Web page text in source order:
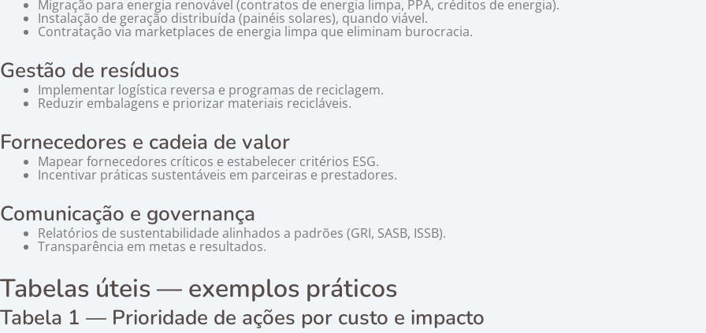
Migração para energia renovável (contratos de energia limpa, PPA, créditos de energia).
Instalação de geração distribuída (painéis solares), quando viável.
Contratação via marketplaces de energia limpa que eliminam burocracia.
Gestão de resíduos
Implementar logística reversa e programas de reciclagem.
Reduzir embalagens e priorizar materiais recicláveis.
Fornecedores e cadeia de valor
Mapear fornecedores críticos e estabelecer critérios ESG.
Incentivar práticas sustentáveis em parceiras e prestadores.
Comunicação e governança
Relatórios de sustentabilidade alinhados a padrões (GRI, SASB, ISSB).
Transparência em metas e resultados.
Tabelas úteis — exemplos práticos
Tabela 1 — Prioridade de ações por custo e impacto